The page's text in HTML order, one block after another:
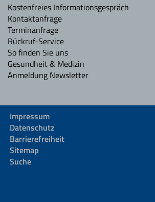
Kostenfreies Informationsgespräch
Kontaktanfrage
Terminanfrage
Rückruf-Service
So finden Sie uns
Gesundheit & Medizin
Anmeldung Newsletter
Impressum
Datenschutz
Barrierefreiheit
Sitemap
Suche